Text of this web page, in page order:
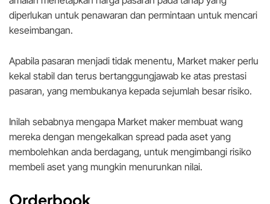
diperlukan untuk penawaran dan permintaan untuk mencari
keseimbangan.
Apabila pasaran menjadi tidak menentu, Market maker perlu
kekal stabil dan terus bertanggungjawab ke atas prestasi
pasaran, yang membukanya kepada sejumlah besar risiko.
Inilah sebabnya mengapa Market maker membuat wang
mereka dengan mengekalkan spread pada aset yang
membolehkan anda berdagang, untuk mengimbangi risiko
membeli aset yang mungkin menurunkan nilai.
Orderbook